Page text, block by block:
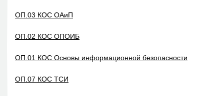
ОП.03 КОС ОАиП
ОП.02 КОС ОПОИБ
ОП.01 КОС Основы информационной безопасности
ОП.07 КОС ТСИ